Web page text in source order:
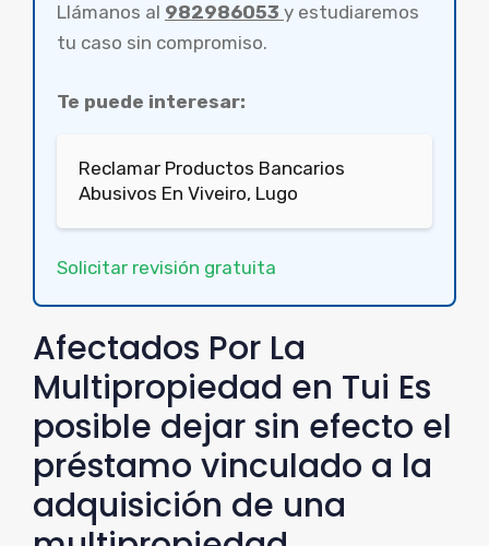
Llámanos al 982986053 y estudiaremos
tu caso sin compromiso.
Te puede interesar:
Reclamar Productos Bancarios
Abusivos En Viveiro, Lugo
Solicitar revisión gratuita
Afectados Por La
Multipropiedad en Tui Es
posible dejar sin efecto el
préstamo vinculado a la
adquisición de una